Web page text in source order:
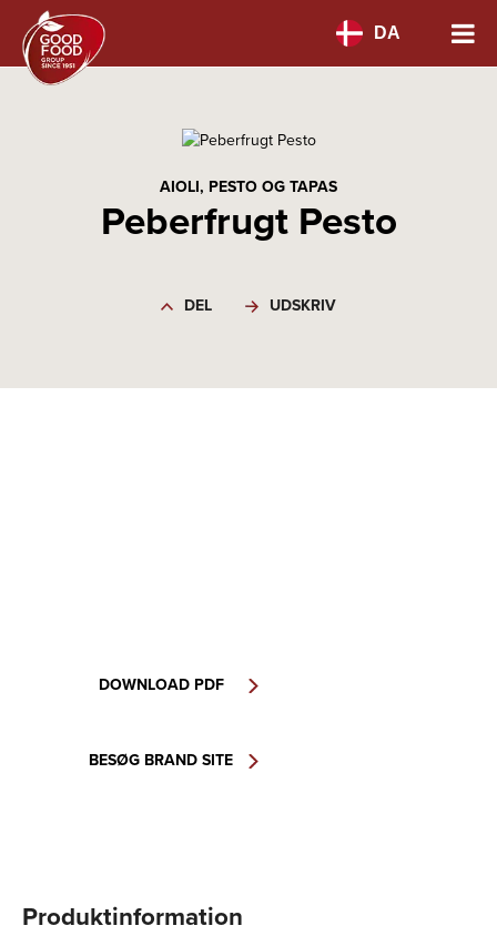
DA
AIOLI, PESTO OG TAPAS
Peberfrugt Pesto
DEL UDSKRIV
DOWNLOAD PDF
BESØG BRAND SITE
Produktinformation